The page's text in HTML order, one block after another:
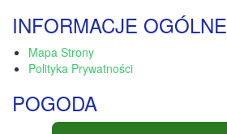
INFORMACJE OGÓLNE
Mapa Strony
Polityka Prywatności
POGODA